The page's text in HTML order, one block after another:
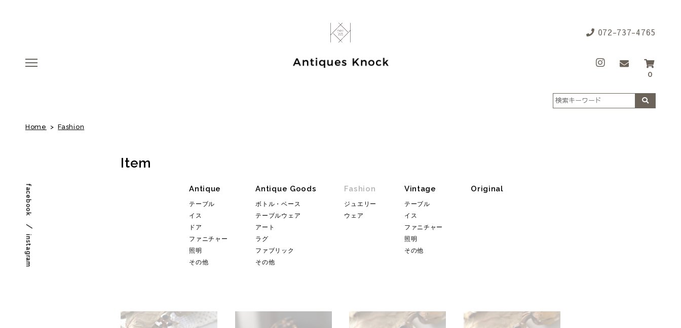
menu
072-737-4765
0
menu
Home >Fashion
Item
Antique
テーブル
イス
ドア
ファニチャー
照明
その他
Antique Goods
ボトル・ベース
テーブルウェア
アート
ラグ
ファブリック
その他
Fashion
ジュエリー
ウェア
Vintage
テーブル
イス
ファニチャー
照明
その他
Original
facebook
instagram